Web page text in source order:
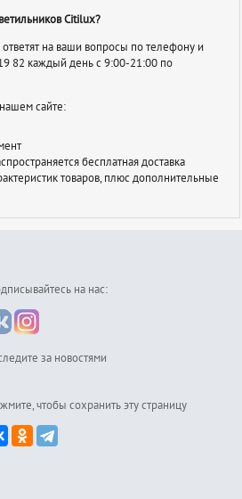
Citilux?
на ваши вопросы по телефону и
82 каждый день с 9:00-21:00 по
сайте:
бесплатная доставка
товаров, плюс дополнительные
на нас:
за новостями
чтобы сохранить эту страницу